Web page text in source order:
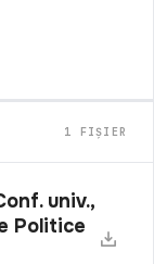
1 FIȘIER
univ.,
Politice